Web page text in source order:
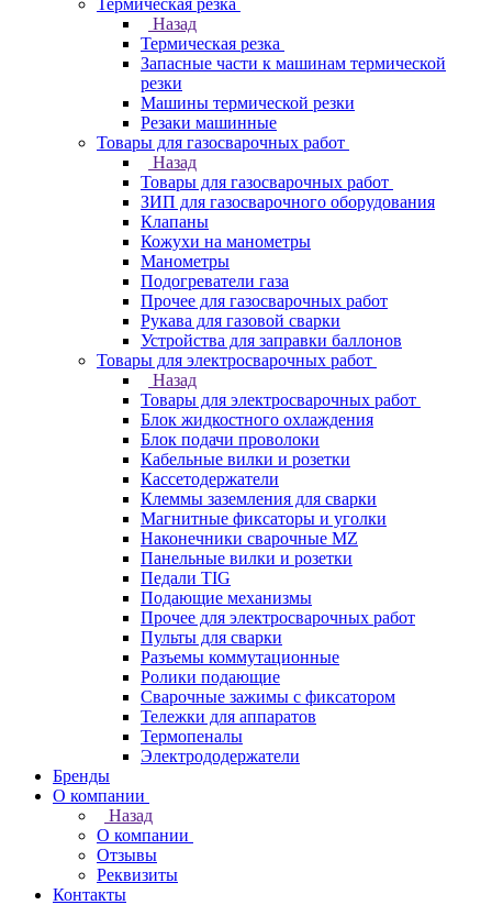
Термическая резка
Назад
Термическая резка
Запасные части к машинам термической
резки
Машины термической резки
Резаки машинные
Товары для газосварочных работ
Назад
Товары для газосварочных работ
ЗИП для газосварочного оборудования
Клапаны
Кожухи на манометры
Манометры
Подогреватели газа
Прочее для газосварочных работ
Рукава для газовой сварки
Устройства для заправки баллонов
Товары для электросварочных работ
Назад
Товары для электросварочных работ
Блок жидкостного охлаждения
Блок подачи проволоки
Кабельные вилки и розетки
Кассетодержатели
Клеммы заземления для сварки
Магнитные фиксаторы и уголки
Наконечники сварочные MZ
Панельные вилки и розетки
Педали TIG
Подающие механизмы
Прочее для электросварочных работ
Пульты для сварки
Разъемы коммутационные
Ролики подающие
Сварочные зажимы с фиксатором
Тележки для аппаратов
Термопеналы
Электрододержатели
Бренды
О компании
Назад
О компании
Отзывы
Реквизиты
Контакты